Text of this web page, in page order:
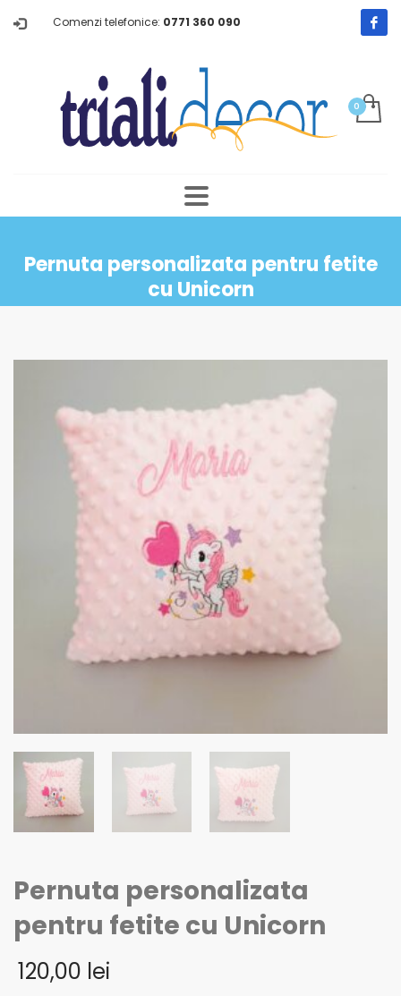
Comenzi telefonice: 0771 360 090
Pernuta personalizata pentru fetite
cu Unicorn
Pernuta personalizata
pentru fetite cu Unicorn
120,00 lei